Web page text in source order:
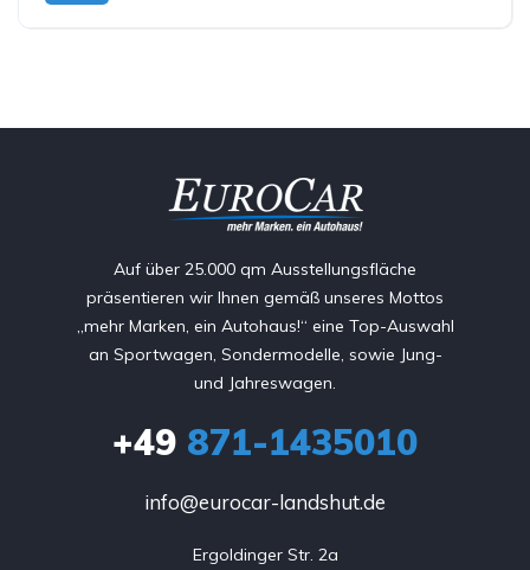
Auf über 25.000 qm Ausstellungsfläche
präsentieren wir Ihnen gemäß unseres Mottos
„mehr Marken, ein Autohaus!“ eine Top-Auswahl
an Sportwagen, Sondermodelle, sowie Jung-
und Jahreswagen.
+49 871-1435010
info@eurocar-landshut.de
Ergoldinger Str. 2a